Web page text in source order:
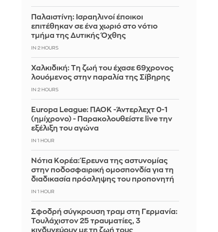
Παλαιστίνη: Ισραηλινοί έποικοι
επιτέθηκαν σε ένα χωριό στο νότιο
τμήμα της Δυτικής Όχθης
IN 2 HOURS
Χαλκιδική: Τη ζωή του έχασε 69χρονος
λουόμενος στην παραλία της Σίβηρης
IN 2 HOURS
Europa League: ΠΑΟΚ -Άντερλεχτ 0-1
(ημίχρονο) - Παρακολουθείστε live την
εξέλιξη του αγώνα
IN 1 HOUR
Νότια Κορέα: Έρευνα της αστυνομίας
στην ποδοσφαιρική ομοσπονδία για τη
διαδικασία πρόσληψης του προπονητή
IN 1 HOUR
Σφοδρή σύγκρουση τραμ στη Γερμανία:
Τουλάχιστον 25 τραυματίες, 3
κινδυνεύουν με τη ζωή τους